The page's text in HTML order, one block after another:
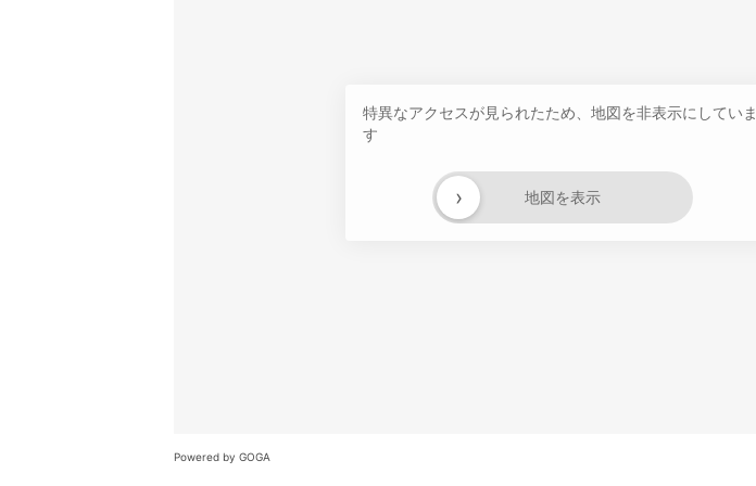
特異なアクセスが見られたため、地図を非表示にしていま
す
地図を表示
›
Powered by GOGA